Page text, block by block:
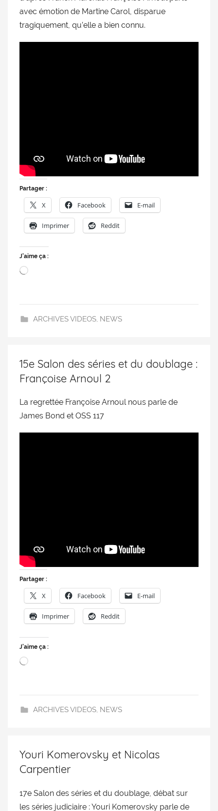
avec émotion de Martine Carol, disparue
tragiquement, qu’elle a bien connu.
Partager :
X Facebook E-mail
Imprimer Reddit
J’aime ça :
ARCHIVES VIDEOS, NEWS
15e Salon des séries et du doublage :
Françoise Arnoul 2
La regrettée Françoise Arnoul nous parle de
James Bond et OSS 117
Partager :
X Facebook E-mail
Imprimer Reddit
J’aime ça :
ARCHIVES VIDEOS, NEWS
Youri Komerovsky et Nicolas
Carpentier
17e Salon des séries et du doublage, débat sur
les séries judiciaire : Youri Komerovsky parle de